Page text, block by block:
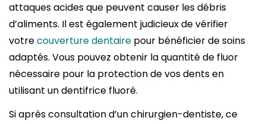
attaques acides que peuvent causer les débris
d’aliments. Il est également judicieux de vérifier
votrecouverture dentaire pour bénéficier de soins
adaptés. Vous pouvez obtenir la quantité de fluor
nécessaire pour la protection de vos dents en
utilisant un dentifrice fluoré.
Si après consultation d’un chirurgien-dentiste, ce